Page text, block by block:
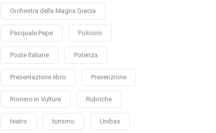
Orchestra della Magna Grecia
Pasquale Pepe Policoro
Poste Italiane Potenza
Presentazione libro Prevenzione
Rionero in Vulture Rubriche
teatro turismo Unibas